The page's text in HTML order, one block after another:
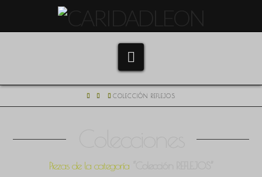
HOME COLECCIÓN REFLEJOS
Piezas de la categoría